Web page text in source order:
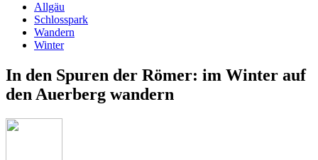
Allgäu
Schlosspark
Wandern
Winter
In den Spuren der Römer: im Winter auf
den Auerberg wandern